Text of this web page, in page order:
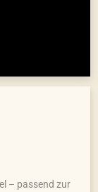
– passend zur